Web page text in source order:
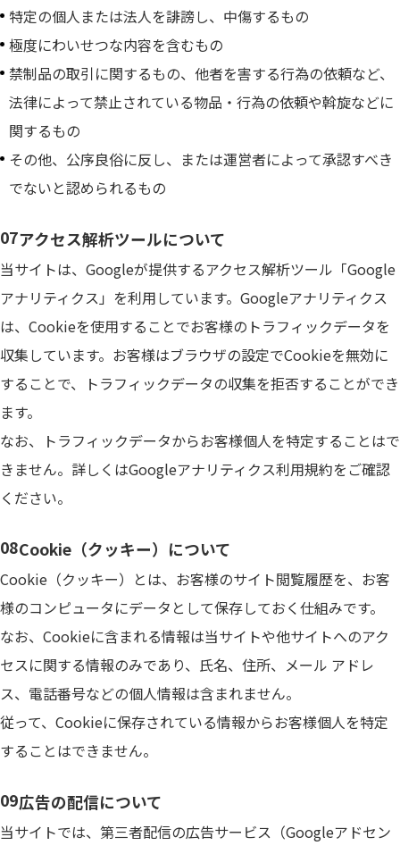
特定の個人または法人を誹謗し、中傷するもの
極度にわいせつな内容を含むもの
禁制品の取引に関するもの、他者を害する行為の依頼など、
法律によって禁止されている物品・行為の依頼や斡旋などに
関するもの
その他、公序良俗に反し、または運営者によって承認すべき
でないと認められるもの
アクセス解析ツールについて
当サイトは、Googleが提供するアクセス解析ツール「Google
アナリティクス」を利用しています。Googleアナリティクス
は、Cookieを使用することでお客様のトラフィックデータを
収集しています。お客様はブラウザの設定でCookieを無効に
することで、トラフィックデータの収集を拒否することができ
ます。
なお、トラフィックデータからお客様個人を特定することはで
きません。詳しくはGoogleアナリティクス利用規約をご確認
ください。
Cookie（クッキー）について
Cookie（クッキー）とは、お客様のサイト閲覧履歴を、お客
様のコンピュータにデータとして保存しておく仕組みです。
なお、Cookieに含まれる情報は当サイトや他サイトへのアク
セスに関する情報のみであり、氏名、住所、メール アドレ
ス、電話番号などの個人情報は含まれません。
従って、Cookieに保存されている情報からお客様個人を特定
することはできません。
広告の配信について
当サイトでは、第三者配信の広告サービス（Googleアドセン